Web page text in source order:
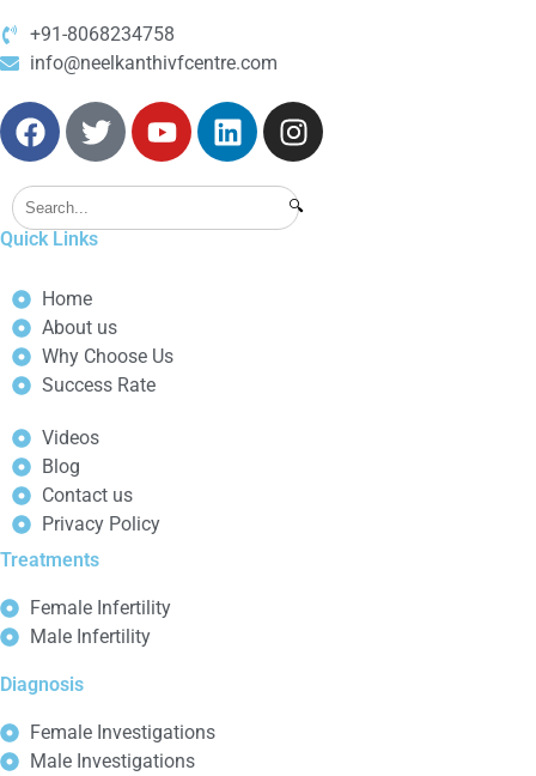
+91-8068234758
info@neelkanthivfcentre.com
🔍
Quick Links
Home
About us
Why Choose Us
Success Rate
Videos
Blog
Contact us
Privacy Policy
Treatments
Female Infertility
Male Infertility
Diagnosis
Female Investigations
Male Investigations